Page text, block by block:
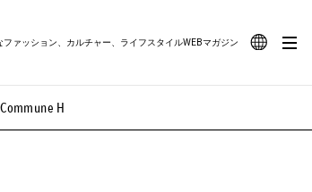
Commune H
ファッション、カルチャー、ライフスタイルWEBマガジン
#MONTHLY JOURNAL
#SNEAKER #OUTDOOR